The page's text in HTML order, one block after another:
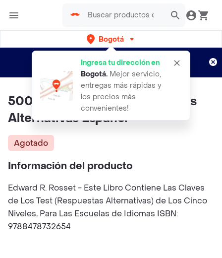
Bogotá
Ingresa tu dirección en
Bogotá. Mejor servicio,
entregas más rápidas y
los precios más
convenientes!
envíos gratis por semanas
Aplican TyC
5000 Claves de Las Respuestas
Alternativas Español
Agotado
Información del producto
Edward R. Rosset - Este Libro Contiene Las Claves
de Los Test (Respuestas Alternativas) de Los Cinco
Niveles, Para Las Escuelas de Idiomas ISBN:
9788478732654